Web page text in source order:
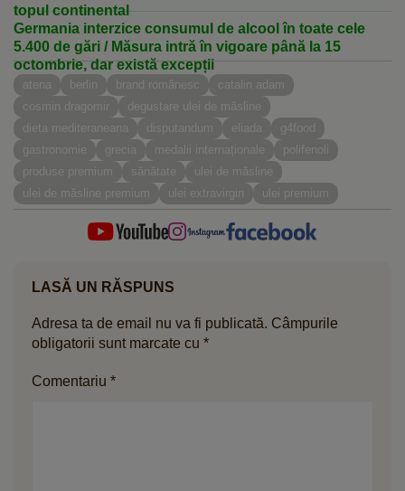
topul continental
Germania interzice consumul de alcool în toate cele
5.400 de gări / Măsura intră în vigoare până la 15
octombrie, dar există excepții
atena berlin brand românesc
catalin adam
cosmin dragomir
degustare ulei de măsline
dieta mediteraneana
disputandum eliada
g4food
gastronomie
grecia medalii internaționale
polifenoli
produse premium
sănătate
ulei de măsline
ulei de măsline premium
ulei extravirgin ulei premium
LASĂ UN RĂSPUNS
Adresa ta de email nu va fi publicată. Câmpurile
obligatorii sunt marcate cu *
Comentariu *